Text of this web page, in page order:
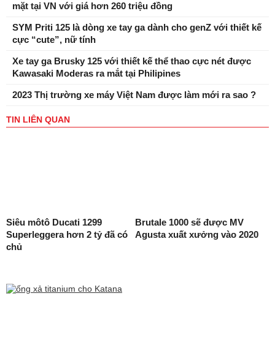
mặt tại VN với giá hơn 260 triệu đồng
SYM Priti 125 là dòng xe tay ga dành cho genZ với thiết kế
cực “cute”, nữ tính
Xe tay ga Brusky 125 với thiết kế thể thao cực nét được
Kawasaki Moderas ra mắt tại Philipines
2023 Thị trường xe máy Việt Nam được làm mới ra sao ?
TIN LIÊN QUAN
Siêu môtô Ducati 1299
Superleggera hơn 2 tỷ đã có
chủ
Brutale 1000 sẽ được MV
Agusta xuất xưởng vào 2020